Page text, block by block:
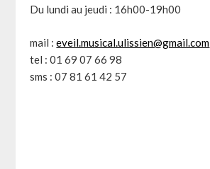
Du lundi au jeudi : 16h00-19h00
mail :eveil.musical.ulissien@gmail.com
tel : 01 69 07 66 98
sms : 07 81 61 42 57